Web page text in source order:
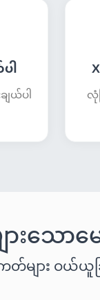
ါ
ျယ်ပါ လုံ
းသောမေ
များ ဝယ်ယူ